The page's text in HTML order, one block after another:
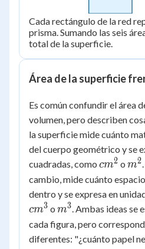
Cada rectángulo de la red
prisma. Sumando las seis
total de la superficie.
Área de la superficie
Es común confundir el área
volumen, pero describen
la superficie mide cuánto
del cuerpo geométrico y se
cuadradas, como cm^2
cm2 o m2
cambio, mide cuánto
dentro y se expresa en
cm3 o m^3
m3. Ambas ideas se
cada figura, pero
diferentes: "¿cuánto papel